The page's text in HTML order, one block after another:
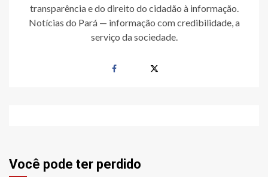
transparência e do direito do cidadão à informação.
Notícias do Pará — informação com credibilidade, a
serviço da sociedade.
Você pode ter perdido